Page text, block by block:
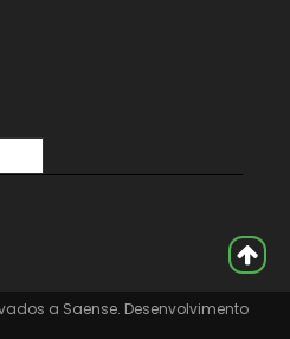
a Saense. Desenvolvimento